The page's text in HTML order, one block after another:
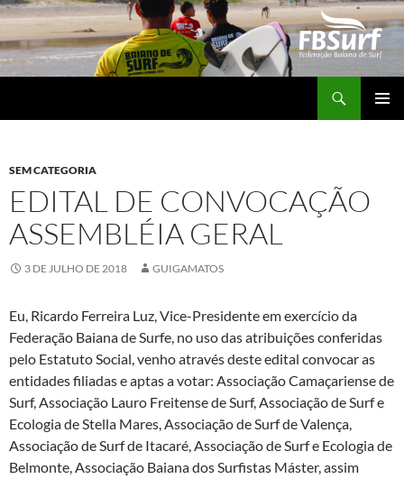
Pular
o
conteúdo
SEM CATEGORIA
EDITAL DE CONVOCAÇÃO
ASSEMBLÉIA GERAL
3 DE JULHO DE 2018 GUIGAMATOS
Eu, Ricardo Ferreira Luz, Vice-Presidente em exercício da
Federação Baiana de Surfe, no uso das atribuições conferidas
pelo Estatuto Social, venho através deste edital convocar as
entidades filiadas e aptas a votar: Associação Camaçariense de
Surf, Associação Lauro Freitense de Surf, Associação de Surf e
Ecologia de Stella Mares, Associação de Surf de Valença,
Associação de Surf de Itacaré, Associação de Surf e Ecologia de
Belmonte, Associação Baiana dos Surfistas Máster, assim